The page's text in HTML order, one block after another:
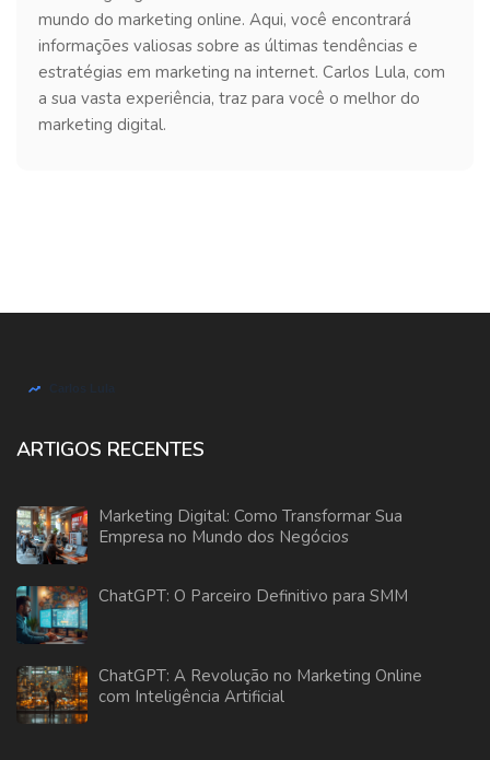
mundo do marketing online. Aqui, você encontrará
informações valiosas sobre as últimas tendências e
estratégias em marketing na internet. Carlos Lula, com
a sua vasta experiência, traz para você o melhor do
marketing digital.
ARTIGOS RECENTES
Marketing Digital: Como Transformar Sua
Empresa no Mundo dos Negócios
ChatGPT: O Parceiro Definitivo para SMM
ChatGPT: A Revolução no Marketing Online
com Inteligência Artificial